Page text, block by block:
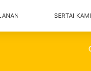
SERTAI KAMI